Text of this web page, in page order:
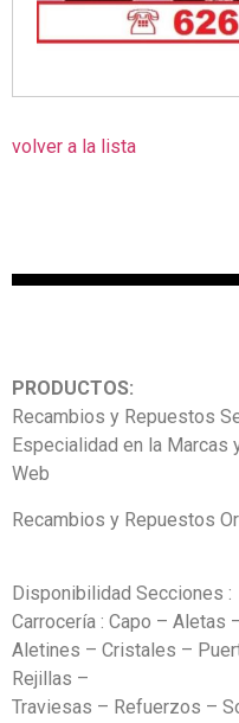
volver a la lista
PRODUCTOS:
Recambios y Repuestos
Especialidad en la
Web
Recambios y Repuestos
Disponibilidad Secciones :
Carrocería : Capo – Aletas
Aletines – Cristales –
Rejillas –
Traviesas – Refuerzos –